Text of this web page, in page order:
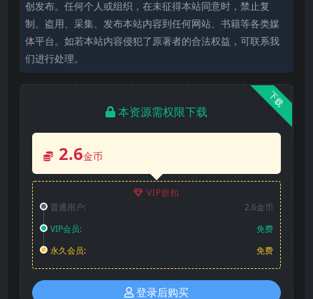
创发布。任何个人或组织，在未征得本站同意时，禁止复
制、盗用、采集、发布本站内容到任何网站、书籍等各类媒
体平台。如若本站内容侵犯了原著者的合法权益，可联系我
们进行处理。
下载
本资源需权限下载
2.6金币
VIP折扣
普通用户:
2.6金币
VIP会员:
免费
永久会员:
免费
登录后购买